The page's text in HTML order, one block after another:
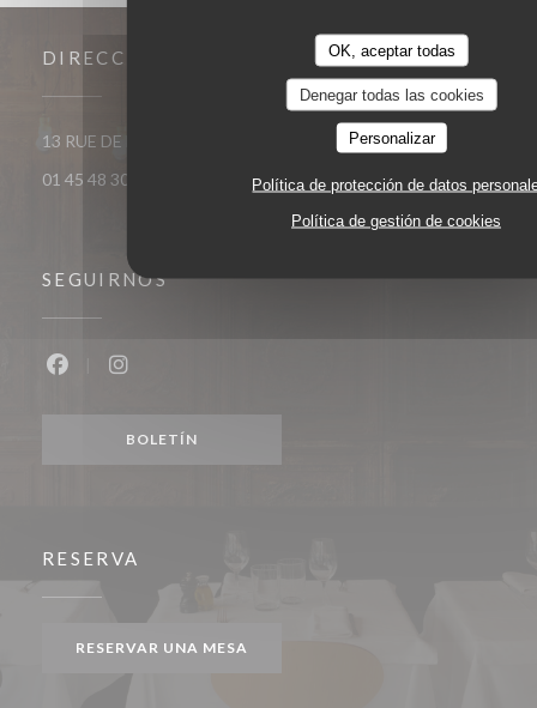
OK, aceptar todas
Denegar todas las cookies
Personalizar
Política de protección de datos
Política de gestión de cookies
DIRECCIÓN
13 RUE DE MEZIERES 75006 Paris
((abre en una nueva ventana))
01 45 48 30 38
SEGUIRNOS
BOLETÍN
RESERVA
RESERVAR UNA MESA